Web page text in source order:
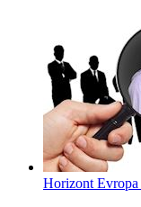
Horizont Evropa